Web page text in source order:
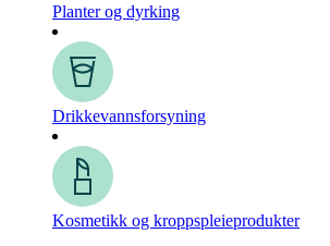
Planter og dyrking
Drikkevanns­forsyning
Kosmetikk og kroppspleie­produkter